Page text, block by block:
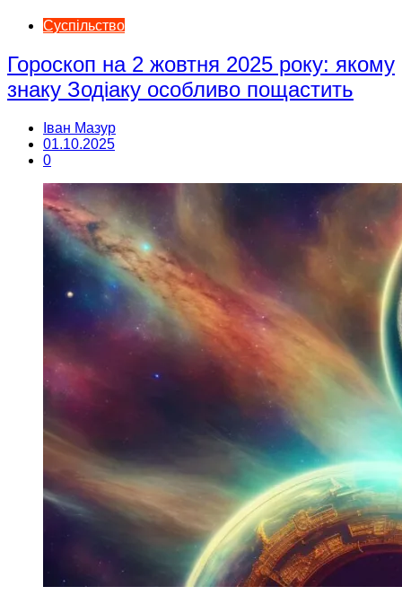
Суспільство
Гороскоп на 2 жовтня 2025 року: якому
знаку Зодіаку особливо пощастить
Іван Мазур
01.10.2025
0